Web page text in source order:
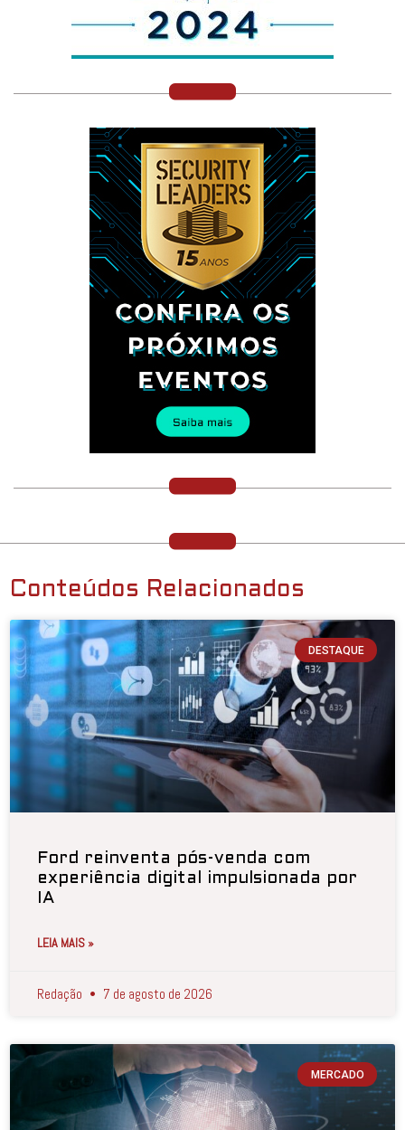
Conteúdos Relacionados
DESTAQUE
Ford reinventa pós-venda com
experiência digital impulsionada por
IA
LEIA MAIS »
Redação 7 de agosto de 2026
MERCADO